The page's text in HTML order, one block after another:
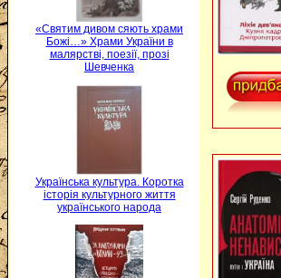
«Святим дивом сяють храми
Божі…» Храми України в
малярстві, поезії, прозі
Шевченка
Українська культура. Коротка
історія культурного життя
українського народа